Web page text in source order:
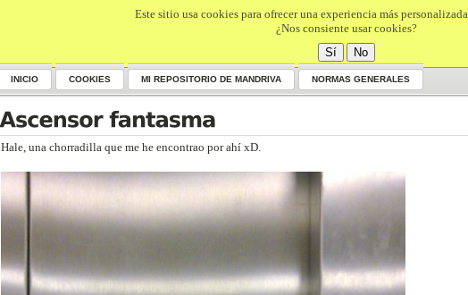
INICIO COOKIES MI REPOSITORIO DE MANDRIVA NORMAS GENERALES
Hale, una chorradilla que me he encontrao por ahí xD.
Este sitio usa cookies para ofrecer una experiencia más personalizada.
¿Nos consiente usar cookies?
Sí
No